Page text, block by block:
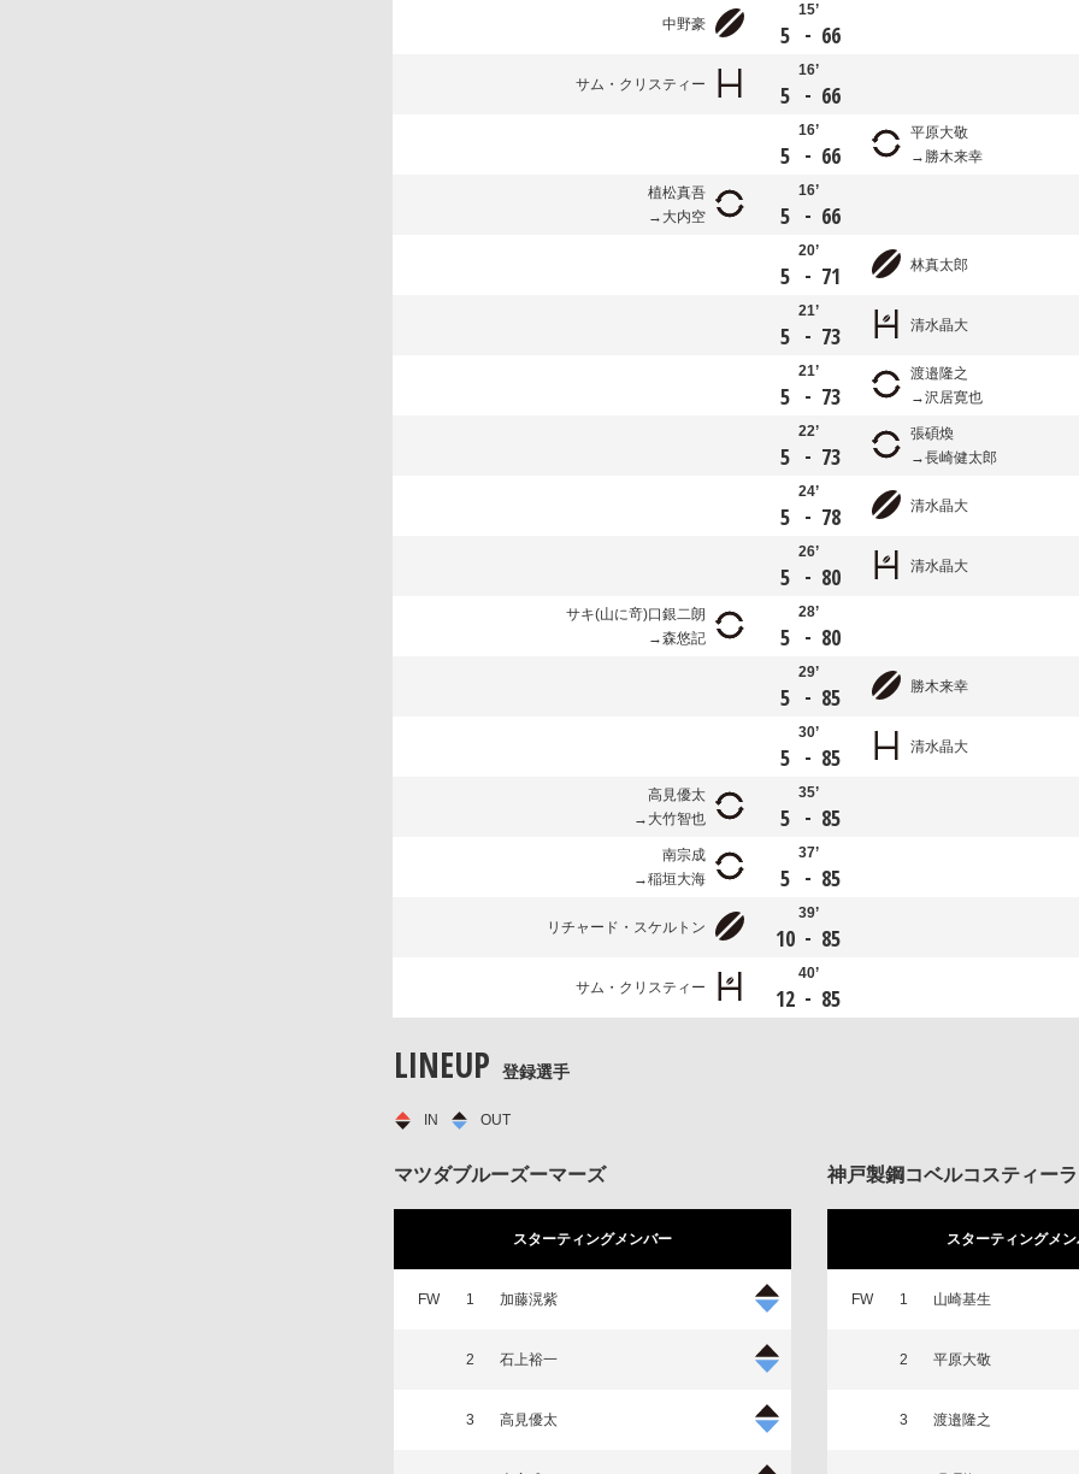
中野豪
15’
5 - 66
サム・クリスティー
16’
5 - 66
16’
5 - 66
平原大敬
勝木来幸
植松真吾
大内空
16’
5 - 66
20’
5 - 71 林真太郎
21’
5 - 73 清水晶大
21’
5 - 73
渡邉隆之
沢居寛也
22’
5 - 73
張碩煥
長崎健太郎
24’
5 - 78 清水晶大
26’
5 - 80 清水晶大
サキ(山に竒)口銀二朗
森悠記
28’
5 - 80
29’
5 - 85 勝木来幸
30’
5 - 85 清水晶大
高見優太
大竹智也
35’
5 - 85
南宗成
稲垣大海
37’
5 - 85
リチャード・スケルトン
39’
10 - 85
サム・クリスティー
40’
12 - 85
LINEUP 登録選手
IN OUT
マツダブルーズーマーズ
スターティングメンバー
FW 1 加藤滉紫
2 石上裕一
3 高見優太
神戸製鋼コベルコスティー
スターティングメ
FW 1 山崎基生
2 平原大敬
3 渡邉隆之